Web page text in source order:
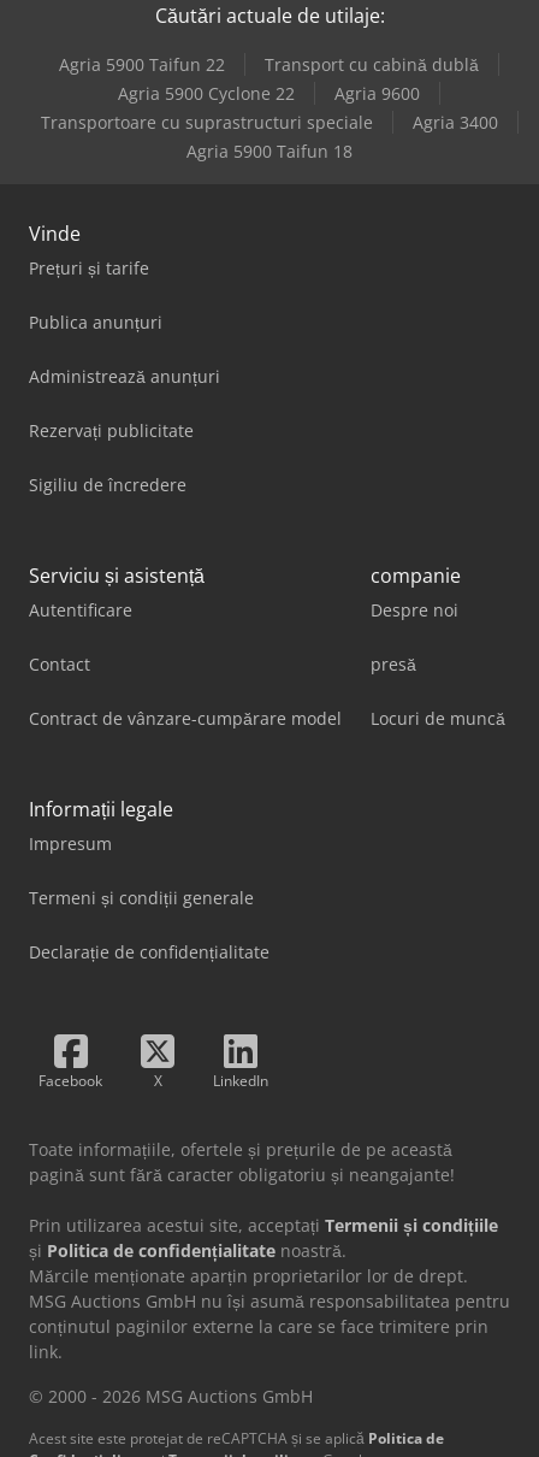
Căutări actuale de utilaje:
Agria 5900 Taifun 22
Transport cu cabină dublă
Agria 5900 Cyclone 22
Agria 9600
Transportoare cu suprastructuri speciale
Agria 3400
Agria 5900 Taifun 18
Vinde
Prețuri și tarife
Publica anunțuri
Administrează anunțuri
Rezervați publicitate
Sigiliu de încredere
Serviciu și asistență
Autentificare
Contact
Contract de vânzare-cumpărare model
companie
Despre noi
presă
Locuri de muncă
Informații legale
Impresum
Termeni și condiții generale
Declarație de confidențialitate
Facebook X LinkedIn
Toate informațiile, ofertele și prețurile de pe această
pagină sunt fără caracter obligatoriu și neangajante!
Prin utilizarea acestui site, acceptați Termenii și condițiile
și Politica de confidențialitate noastră.
Mărcile menționate aparțin proprietarilor lor de drept.
MSG Auctions GmbH nu își asumă responsabilitatea pentru
conținutul paginilor externe la care se face trimitere prin
link.
© 2000 - 2026 MSG Auctions GmbH
Acest site este protejat de reCAPTCHA și se aplică Politica de